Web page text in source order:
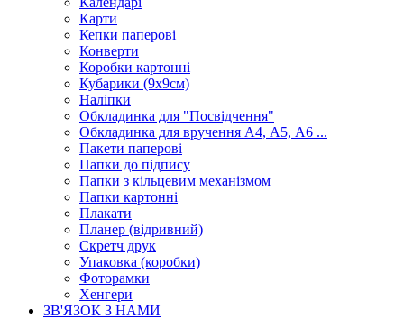
Карти
Кепки паперові
Конверти
Коробки картонні
Кубарики (9х9см)
Наліпки
Обкладинка для "Посвідчення"
Обкладинка для вручення А4, А5, А6 ...
Пакети паперові
Папки до підпису
Папки з кільцевим механізмом
Папки картонні
Плакати
Планер (відривний)
Скретч друк
Упаковка (коробки)
Фоторамки
Хенгери
ЗВ'ЯЗОК З НАМИ